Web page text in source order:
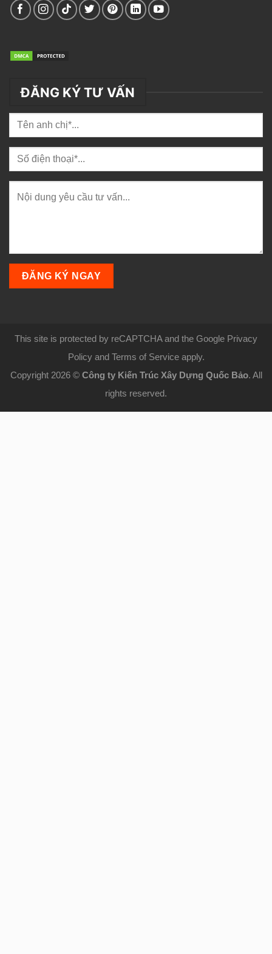
ĐĂNG KÝ TƯ VẤN
This site is protected by reCAPTCHA and the Google Privacy
Policy and Terms of Service apply.
Copyright 2026 © Công ty Kiến Trúc Xây Dựng Quốc Bảo. All
rights reserved.